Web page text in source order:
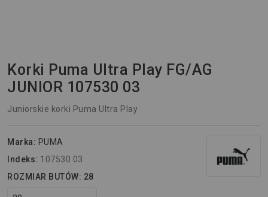
Korki Puma Ultra Play FG/AG
JUNIOR 107530 03
Juniorskie korki Puma Ultra Play
Marka: PUMA
Indeks: 107530 03
ROZMIAR BUTÓW: 28